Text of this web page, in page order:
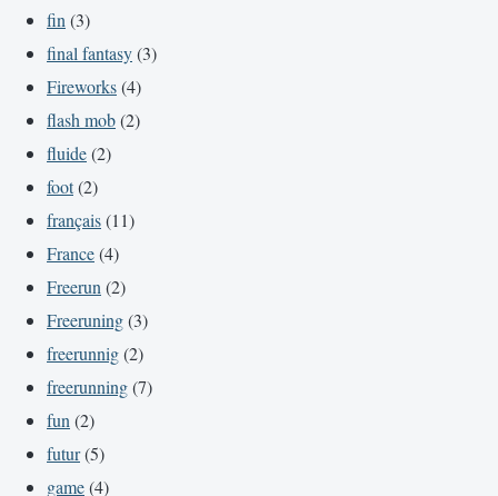
fin (3)
final fantasy(3)
Fireworks(4)
flash mob(2)
fluide(2)
foot(2)
français(11)
France(4)
Freerun (2)
Freeruning(3)
freerunnig(2)
freerunning(7)
fun (2)
futur(5)
game(4)